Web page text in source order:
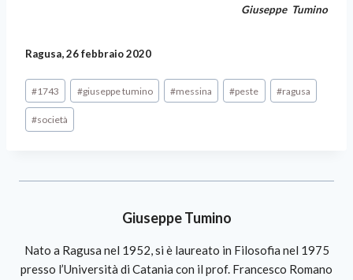
Giuseppe Tumino
Ragusa, 26 febbraio 2020
#1743 #giuseppe tumino #messina #peste #ragusa
#società
Giuseppe Tumino
Nato a Ragusa nel 1952, si è laureato in Filosofia nel 1975
presso l’Università di Catania con il prof. Francesco Romano